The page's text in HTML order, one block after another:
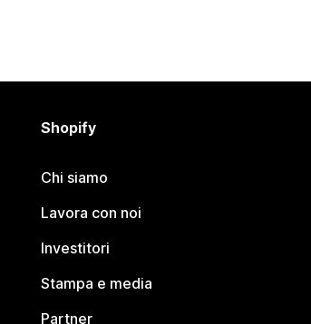
Shopify
Chi siamo
Lavora con noi
Investitori
Stampa e media
Partner